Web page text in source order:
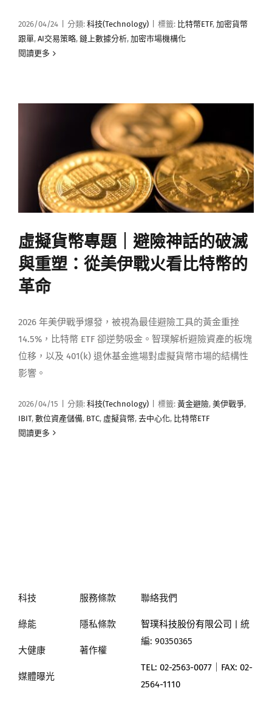
2026/04/24 分類: 科技(Technology) 標籤: 比特幣ETF, 加密貨幣
跟單, AI交易策略, 鏈上數據分析, 加密市場機構化
閱讀更多
虛擬貨幣專題｜避險神話的破滅
與重塑：從美伊戰火看比特幣的
革命
2026 年美伊戰爭爆發，被視為最佳避險工具的黃金重挫
14.5%，比特幣 ETF 卻逆勢吸金。智璞解析避險資產的板塊
位移，以及 401(k) 退休基金進場對虛擬貨幣市場的結構性
影響。
2026/04/15 分類: 科技(Technology) 標籤: 黃金避險, 美伊戰爭,
IBIT, 數位資產儲備, BTC, 虛擬貨幣, 去中心化, 比特幣ETF
閱讀更多
科技
綠能
大健康
媒體曝光
服務條款
隱私條款
著作權
聯絡我們
智璞科技股份有限公司 | 統
編: 90350365
TEL: 02-2563-0077｜ FAX: 02-
2564-1110